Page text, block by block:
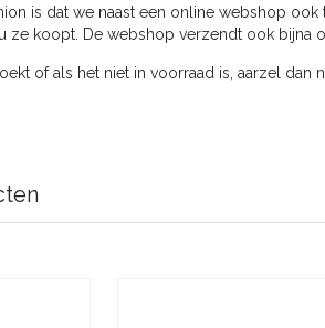
is dat we naast een online webshop
koopt. De webshop verzendt ook bijna
of als het niet in voorraad is, aarzel dan